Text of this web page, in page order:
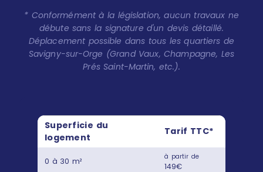
* Conformément à la législation, aucun travaux ne
débute sans la signature d'un devis détaillé.
Déplacement possible dans tous les quartiers de
Savigny-sur-Orge (Grand Vaux, Champagne, Les
Prés Saint-Martin, etc.).
Superficie du
logement
Tarif TTC*
0 à 30 m² à partir de
149€